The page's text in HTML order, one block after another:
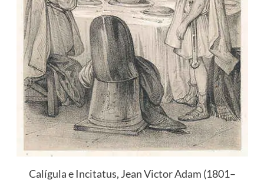
Calígula e Incitatus, Jean Victor Adam (1801–